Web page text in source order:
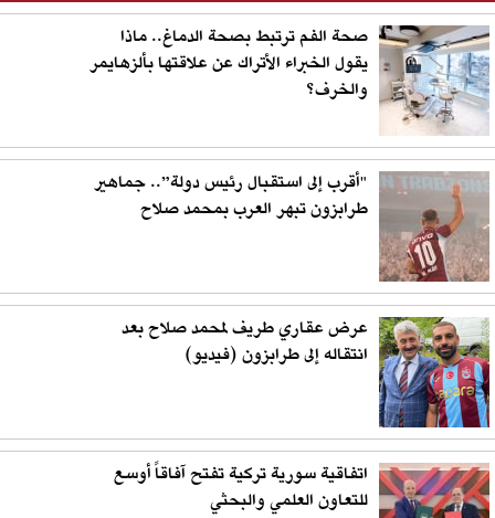
صحة الفم ترتبط بصحة الدماغ.. ماذا
يقول الخبراء الأتراك عن علاقتها بألزهايمر
والخرف؟
"أقرب إلى استقبال رئيس دولة”.. جماهير
طرابزون تبهر العرب بمحمد صلاح
عرض عقاري طريف لمحمد صلاح بعد
انتقاله إلى طرابزون (فيديو)
اتفاقية سورية تركية تفتح آفاقاً أوسع
للتعاون العلمي والبحثي